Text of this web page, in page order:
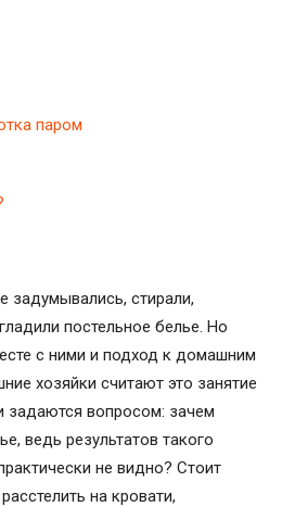
паром
стирали,
постельное белье. Но
с ними и подход к домашним
хозяйки считают это занятие
задаются вопросом: зачем
ведь результатов такого
не видно? Стоит
на кровати,